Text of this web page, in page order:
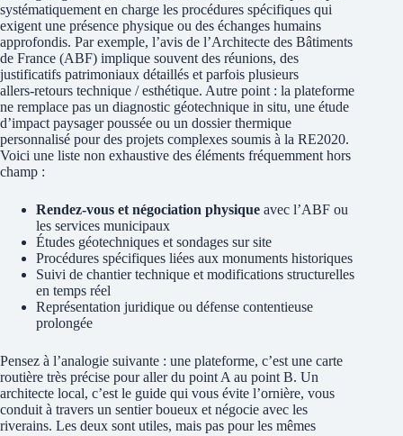
systématiquement en charge les procédures spécifiques qui
exigent une présence physique ou des échanges humains
approfondis. Par exemple, l’avis de l’Architecte des Bâtiments
de France (ABF) implique souvent des réunions, des
justificatifs patrimoniaux détaillés et parfois plusieurs
allers‑retours technique / esthétique. Autre point : la plateforme
ne remplace pas un diagnostic géotechnique in situ, une étude
d’impact paysager poussée ou un dossier thermique
personnalisé pour des projets complexes soumis à la RE2020.
Voici une liste non exhaustive des éléments fréquemment hors
champ :
Rendez‑vous et négociation physique avec l’ABF ou
les services municipaux
Études géotechniques et sondages sur site
Procédures spécifiques liées aux monuments historiques
Suivi de chantier technique et modifications structurelles
en temps réel
Représentation juridique ou défense contentieuse
prolongée
Pensez à l’analogie suivante : une plateforme, c’est une carte
routière très précise pour aller du point A au point B. Un
architecte local, c’est le guide qui vous évite l’ornière, vous
conduit à travers un sentier boueux et négocie avec les
riverains. Les deux sont utiles, mais pas pour les mêmes